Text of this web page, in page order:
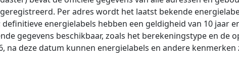
Per adres wordt het laatst bekende
energielabels hebben een geldigheid van 10 jaar
gegevens beschikbaar, zoals het berekeningstype en de
na deze datum kunnen energielabels en andere